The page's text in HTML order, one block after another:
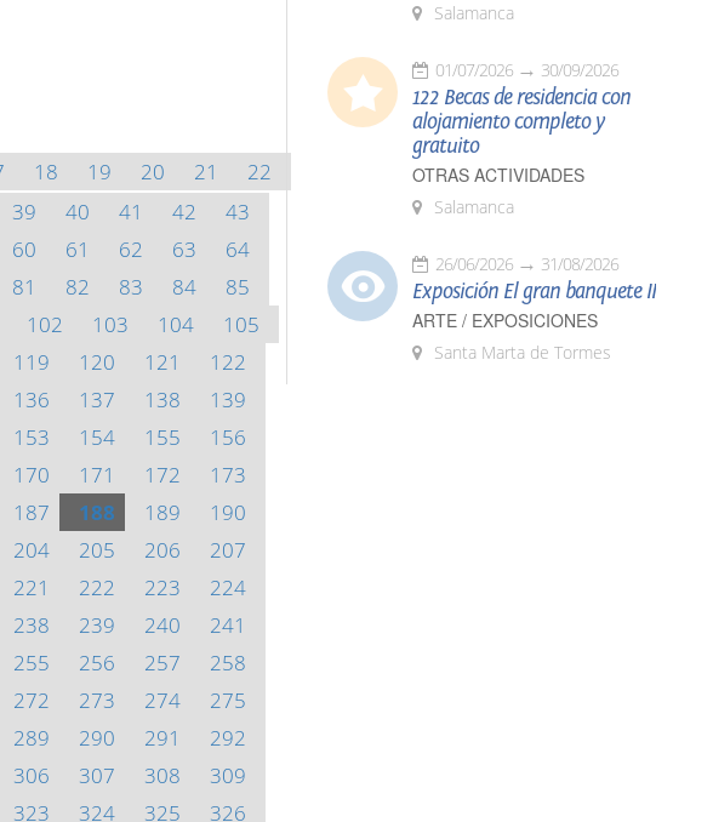
18 19 20 21
22
39 40 41 42
43
60 61 62 63
64
81 82 83 84
85
102 103 104
105
119 120 121
122
136 137 138
139
153 154 155
156
170 171 172
173
187 188 189
190
204 205 206
207
221 222 223
224
238 239 240
241
255 256 257
258
272 273 274
275
289 290 291
292
306 307 308
309
323 324 325 326
Salamanca
01/07/2026 30/09/2026
122 Becas de residencia con
alojamiento completo y
gratuito
OTRAS ACTIVIDADES
Salamanca
26/06/2026 31/08/2026
Exposición El gran banquete II
ARTE / EXPOSICIONES
Santa Marta de Tormes